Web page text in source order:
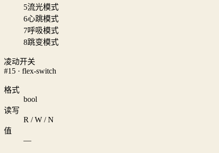
5流光模式
6心跳模式
7呼吸模式
8跳变模式
凌动开关
#15 · flex-switch
格式
bool
读写
R / W / N
值
—